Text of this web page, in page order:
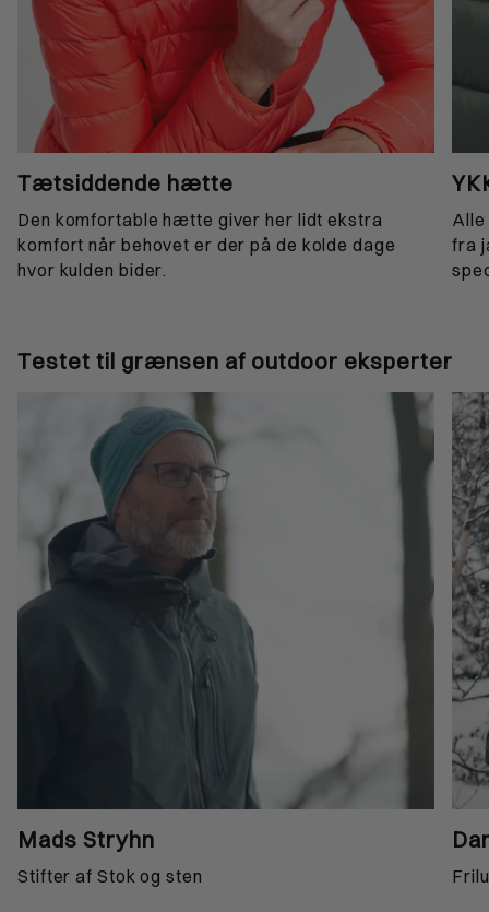
Tætsiddende hætte
Den komfortable hætte giver her lidt ekstra
komfort når behovet er der på de kolde dage
hvor kulden bider.
fra
Testet til grænsen af outdoor eksperter
Mads Stryhn
Stifter af Stok og sten